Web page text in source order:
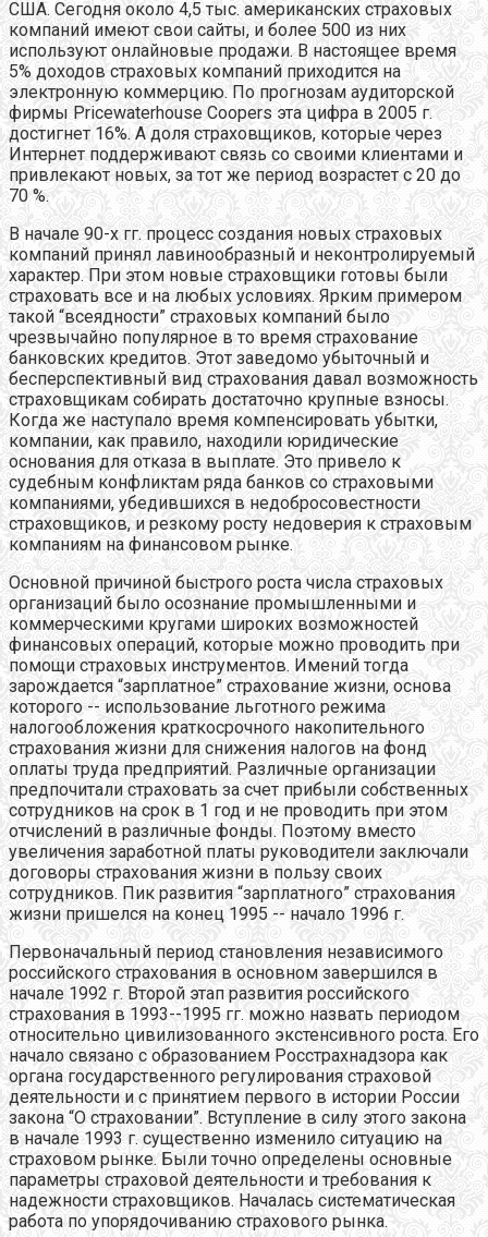
США. Сегодня около 4,5 тыс. американских страховых
компаний имеют свои сайты, и более 500 из них
используют онлайновые продажи. В настоящее время
5% доходов страховых компаний приходится на
электронную коммерцию. По прогнозам аудиторской
фирмы Pricewaterhouse Coopers эта цифра в 2005 г.
достигнет 16%. А доля страховщиков, которые через
Интернет поддерживают связь со своими клиентами и
привлекают новых, за тот же период возрастет с 20 до
70 %.
В начале 90-х гг. процесс создания новых страховых
компаний принял лавинообразный и неконтролируемый
характер. При этом новые страховщики готовы были
страховать все и на любых условиях. Ярким примером
такой “всеядности” страховых компаний было
чрезвычайно популярное в то время страхование
банковских кредитов. Этот заведомо убыточный и
бесперспективный вид страхования давал возможность
страховщикам собирать достаточно крупные взносы.
Когда же наступало время компенсировать убытки,
компании, как правило, находили юридические
основания для отказа в выплате. Это привело к
судебным конфликтам ряда банков со страховыми
компаниями, убедившихся в недобросовестности
страховщиков, и резкому росту недоверия к страховым
компаниям на финансовом рынке.
Основной причиной быстрого роста числа страховых
организаций было осознание промышленными и
коммерческими кругами широких возможностей
финансовых операций, которые можно проводить при
помощи страховых инструментов. Имений тогда
зарождается “зарплатное” страхование жизни, основа
которого -- использование льготного режима
налогообложения краткосрочного накопительного
страхования жизни для снижения налогов на фонд
оплаты труда предприятий. Различные организации
предпочитали страховать за счет прибыли собственных
сотрудников на срок в 1 год и не проводить при этом
отчислений в различные фонды. Поэтому вместо
увеличения заработной платы руководители заключали
договоры страхования жизни в пользу своих
сотрудников. Пик развития “зарплатного” страхования
жизни пришелся на конец 1995 -- начало 1996 г.
Первоначальный период становления независимого
российского страхования в основном завершился в
начале 1992 г. Второй этап развития российского
страхования в 1993--1995 гг. можно назвать периодом
относительно цивилизованного экстенсивного роста. Его
начало связано с образованием Росстрахнадзора как
органа государственного регулирования страховой
деятельности и с принятием первого в истории России
закона “О страховании”. Вступление в силу этого закона
в начале 1993 г. существенно изменило ситуацию на
страховом рынке. Были точно определены основные
параметры страховой деятельности и требования к
надежности страховщиков. Началась систематическая
работа по упорядочиванию страхового рынка.